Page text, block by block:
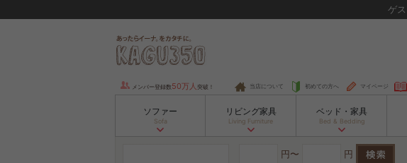
ゲス
メンバー登録数 50万人 突破！ 当店について 初めての方へ マイページ
ソファー
Sofa
リビング家具
Living Furniture
ベッド・家具
Bed & Bedding
円〜 円